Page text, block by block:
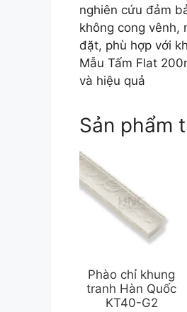
nghiên cứu đảm
không cong vênh,
đặt, phù hợp với
Mẫu Tấm Flat
và hiệu quả
Sản phẩm
Phào chỉ khung
tranh Hàn Quốc
KT40-G2